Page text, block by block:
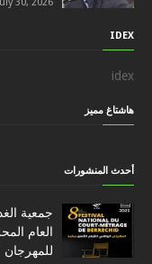
July 30, 2026
IDEX
idex
هاشتاغ مميز
أحدث المنشورات
جمعية
العام
للمهرجان